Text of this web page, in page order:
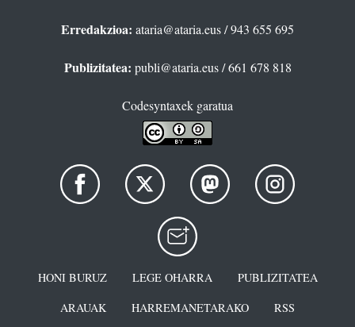
Erredakzioa: ataria@ataria.eus/ 943 655 695
Publizitatea: publi@ataria.eus/ 661 678 818
Codesyntaxek garatua
HONI BURUZ LEGE OHARRA
PUBLIZITATEA
ARAUAK
HARREMANETARAKO RSS